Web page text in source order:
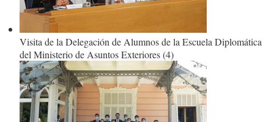
Visita de la Delegación de Alumnos de la Escuela Diplomática
del Ministerio de Asuntos Exteriores (4)